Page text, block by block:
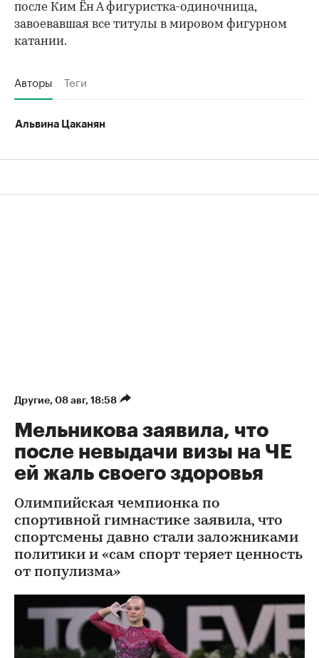
после Ким Ён А фигуристка-одиночница,
завоевавшая все титулы в мировом фигурном
катании.
Авторы Теги
Альвина Цаканян
Другие 08 авг, 18:58
Мельникова заявила, что
после невыдачи визы на ЧЕ
ей жаль своего здоровья
Олимпийская чемпионка по
спортивной гимнастике заявила, что
спортсмены давно стали заложниками
политики и «сам спорт теряет ценность
от популизма»